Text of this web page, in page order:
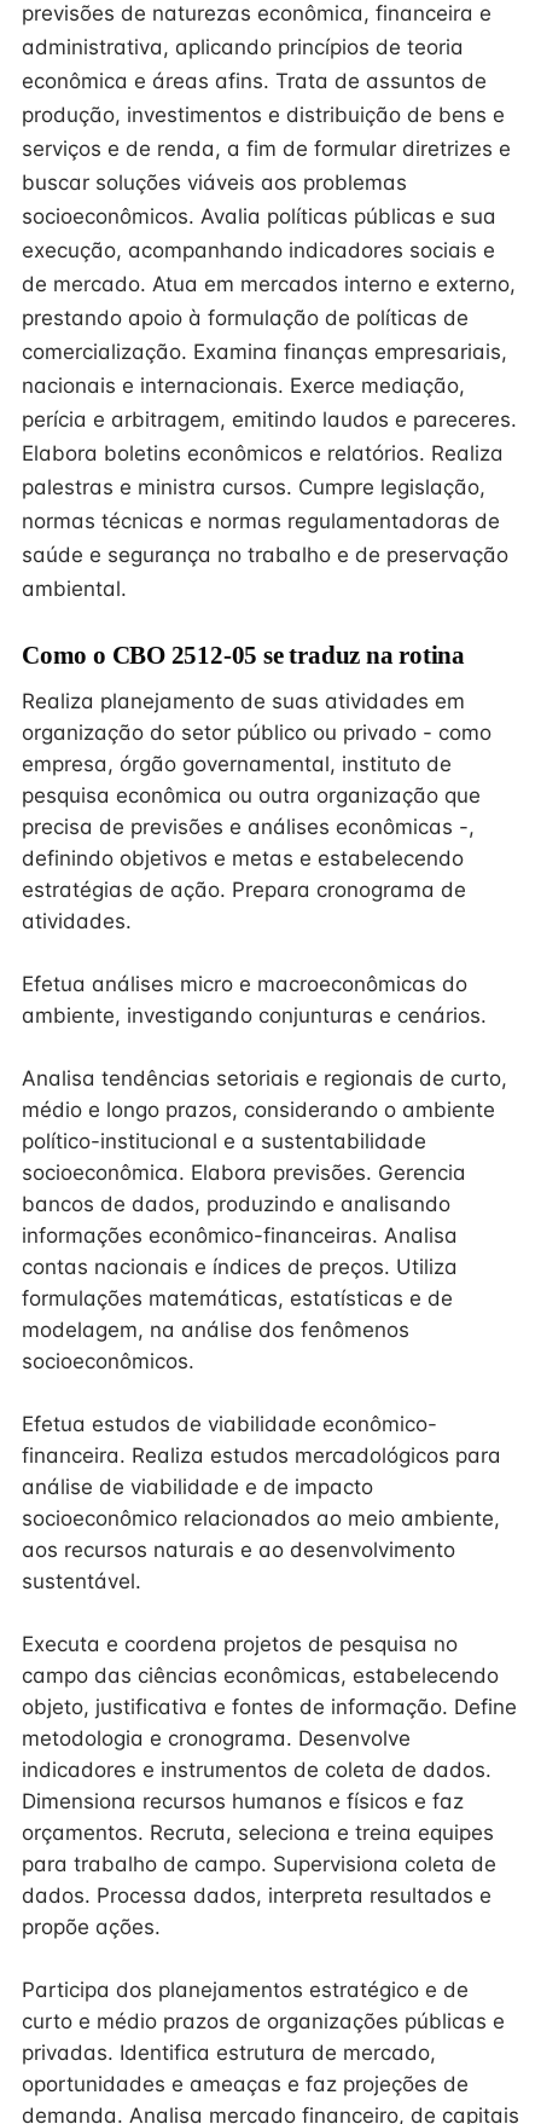
previsões de naturezas econômica, financeira e
administrativa, aplicando princípios de teoria
econômica e áreas afins. Trata de assuntos de
produção, investimentos e distribuição de bens e
serviços e de renda, a fim de formular diretrizes e
buscar soluções viáveis aos problemas
socioeconômicos. Avalia políticas públicas e sua
execução, acompanhando indicadores sociais e
de mercado. Atua em mercados interno e externo,
prestando apoio à formulação de políticas de
comercialização. Examina finanças empresariais,
nacionais e internacionais. Exerce mediação,
perícia e arbitragem, emitindo laudos e pareceres.
Elabora boletins econômicos e relatórios. Realiza
palestras e ministra cursos. Cumpre legislação,
normas técnicas e normas regulamentadoras de
saúde e segurança no trabalho e de preservação
ambiental.
Como o CBO 2512-05 se traduz na rotina
Realiza planejamento de suas atividades em
organização do setor público ou privado - como
empresa, órgão governamental, instituto de
pesquisa econômica ou outra organização que
precisa de previsões e análises econômicas -,
definindo objetivos e metas e estabelecendo
estratégias de ação. Prepara cronograma de
atividades.
Efetua análises micro e macroeconômicas do
ambiente, investigando conjunturas e cenários.
Analisa tendências setoriais e regionais de curto,
médio e longo prazos, considerando o ambiente
político-institucional e a sustentabilidade
socioeconômica. Elabora previsões. Gerencia
bancos de dados, produzindo e analisando
informações econômico-financeiras. Analisa
contas nacionais e índices de preços. Utiliza
formulações matemáticas, estatísticas e de
modelagem, na análise dos fenômenos
socioeconômicos.
Efetua estudos de viabilidade econômico-
financeira. Realiza estudos mercadológicos para
análise de viabilidade e de impacto
socioeconômico relacionados ao meio ambiente,
aos recursos naturais e ao desenvolvimento
sustentável.
Executa e coordena projetos de pesquisa no
campo das ciências econômicas, estabelecendo
objeto, justificativa e fontes de informação. Define
metodologia e cronograma. Desenvolve
indicadores e instrumentos de coleta de dados.
Dimensiona recursos humanos e físicos e faz
orçamentos. Recruta, seleciona e treina equipes
para trabalho de campo. Supervisiona coleta de
dados. Processa dados, interpreta resultados e
propõe ações.
Participa dos planejamentos estratégico e de
curto e médio prazos de organizações públicas e
privadas. Identifica estrutura de mercado,
oportunidades e ameaças e faz projeções de
demanda. Analisa mercado financeiro, de capitais